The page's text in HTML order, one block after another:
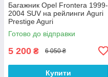
Багажник Opel Frontera 1999-
2004 SUV на рейлинги Aguri
Prestige Aguri
Готово до відправки
5 200 ₴ 6 050 ₴
Купити